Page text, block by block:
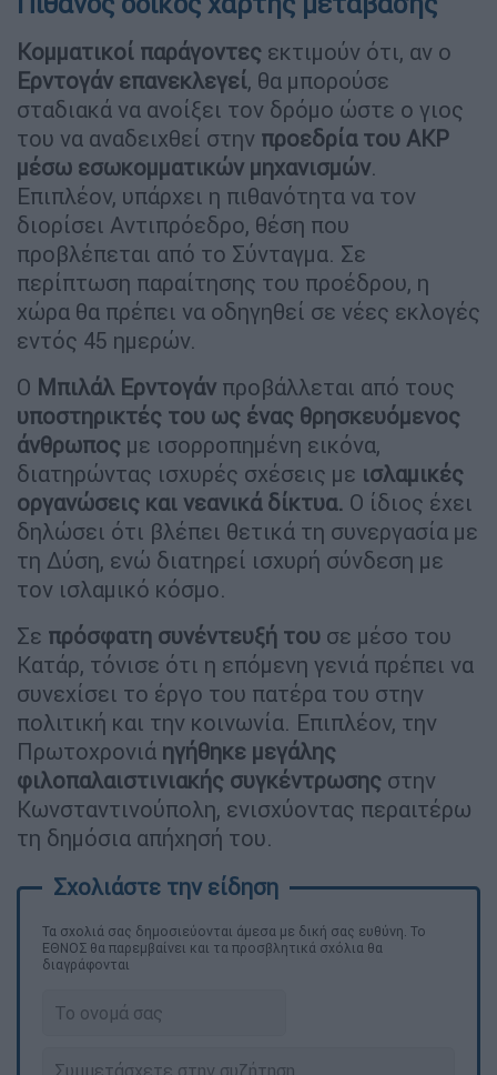
Κομματικοί παράγοντες εκτιμούν ότι, αν ο
Ερντογάν επανεκλεγεί, θα μπορούσε
σταδιακά να ανοίξει τον δρόμο ώστε ο γιος
του να αναδειχθεί στην προεδρία του AKP
μέσω εσωκομματικών μηχανισμών.
Επιπλέον, υπάρχει η πιθανότητα να τον
διορίσει Αντιπρόεδρο, θέση που
προβλέπεται από το Σύνταγμα. Σε
περίπτωση παραίτησης του προέδρου, η
χώρα θα πρέπει να οδηγηθεί σε νέες εκλογές
εντός 45 ημερών.
Ο Μπιλάλ Ερντογάν προβάλλεται από τους
υποστηρικτές του ως ένας θρησκευόμενος
άνθρωπος με ισορροπημένη εικόνα,
διατηρώντας ισχυρές σχέσεις με ισλαμικές
οργανώσεις και νεανικά δίκτυα. Ο ίδιος έχει
δηλώσει ότι βλέπει θετικά τη συνεργασία με
τη Δύση, ενώ διατηρεί ισχυρή σύνδεση με
τον ισλαμικό κόσμο.
Σε πρόσφατη συνέντευξή του σε μέσο του
Κατάρ, τόνισε ότι η επόμενη γενιά πρέπει να
συνεχίσει το έργο του πατέρα του στην
πολιτική και την κοινωνία. Επιπλέον, την
Πρωτοχρονιά ηγήθηκε μεγάλης
φιλοπαλαιστινιακής συγκέντρωσης στην
Κωνσταντινούπολη, ενισχύοντας περαιτέρω
τη δημόσια απήχησή του.
Τα σχολιά σας δημοσιεύονται άμεσα με δική σας ευθύνη. Το
ΕΘΝΟΣ θα παρεμβαίνει και τα προσβλητικά σχόλια θα
διαγράφονται